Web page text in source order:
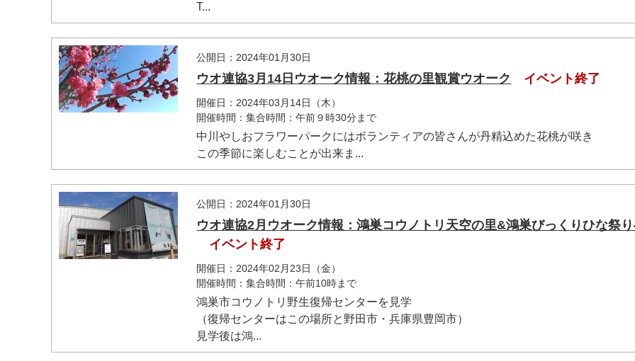
T...
公開日：2024年01月30日
ウオ連協3月14日ウオーク情報：花桃の里観賞ウオーク イベント終了
開催日：2024年03月14日（木）
開催時間：集合時間：午前９時30分まで
中川やしおフラワーパークにはボランティアの皆さんが丹精込めた花桃が咲き
この季節に楽しむことが出来ま...
公開日：2024年01月30日
ウオ連協2月ウオーク情報：鴻巣コウノトリ天空の里&鴻巣びっくりひな祭
イベント終了
開催日：2024年02月23日（金）
開催時間：集合時間：午前10時まで
鴻巣市コウノトリ野生復帰センターを見学
（復帰センターはこの場所と野田市・兵庫県豊岡市）
見学後は鴻...